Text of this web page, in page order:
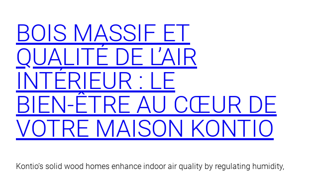
BOIS MASSIF ET
QUALITÉ DE L’AIR
INTÉRIEUR : LE
BIEN‑ÊTRE AU CŒUR DE
VOTRE MAISON KONTIO
Kontio’s solid wood homes enhance indoor air quality by regulating humidity,